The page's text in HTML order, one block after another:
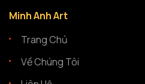
Minh Anh Art
Trang Chủ
Về Chúng Tôi